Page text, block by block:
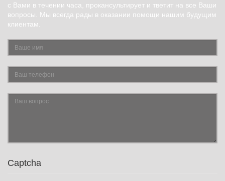
с Вами в течении часа, прокансультирует и тветит на все Ваши
вопросы. Мы всегда рады в оказании помощи нашим будущим
клиентам.
Captcha